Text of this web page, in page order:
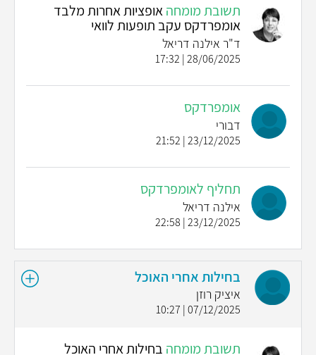
תשובת מומחהאופציות אחרות מלבד
אומפרדקס עקב תופעות לוואי
ד"ר אילנה דריאל
28/06/2025 | 17:32
אומפרדקס
דבורי
23/12/2025 | 21:52
תחליף לאומפרדקס
אילנה דריאל
23/12/2025 | 22:58
בחילות אחרי האוכל
איציק רוזן
07/12/2025 | 10:27
תשובת מומחה בחילות אחרי האוכל